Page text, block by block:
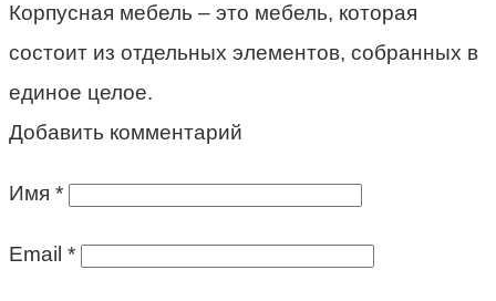
Корпусная мебель – это мебель, которая
состоит из отдельных элементов, собранных в
единое целое.
Добавить комментарий
Имя *
Email *